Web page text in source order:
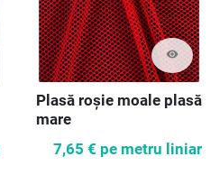
visibility
Plasă roșie moale plasă
mare
7,65 € pe metru liniar